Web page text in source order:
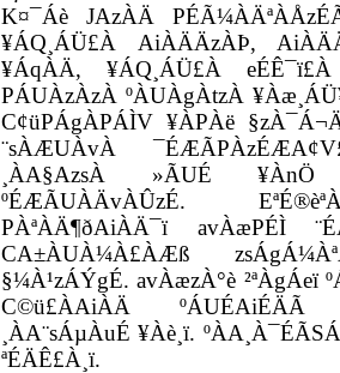
K¤¯Áè JAzÀÄ
¥ÁQ¸ÁÜ£À AiÀÄÄzÀÞ,
¥ÁqÀÄ, ¥ÁQ¸ÁÜ£À
PÁUÀzÀzÀ ºÀUÀgÀtzÀ
C¢üPÁgÀPÁÌV ¥ÀPÀë
¨sÀÆUÀvÀ
¸ÀA§AzsÀ »ÃUÉ ¥ÀnÖ
ºÉÆÃUÀÄvÀÛzÉ.
PÀªÀÄ¶ðAiÀÄ¯ï avÀæPÉÌ
CA±ÀUÀ¼À£ÀÆß
§¼À¹zÁÝgÉ. avÀæzÀ°è
C©ü£ÀAiÀÄ
¸ÀA¨sÁµÀuÉ ¥Àè¸ï.
ªÉÄÊ£À¸ï.